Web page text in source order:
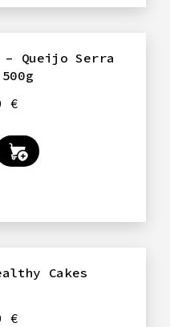
– Queijo Serra
€
Cakes
€